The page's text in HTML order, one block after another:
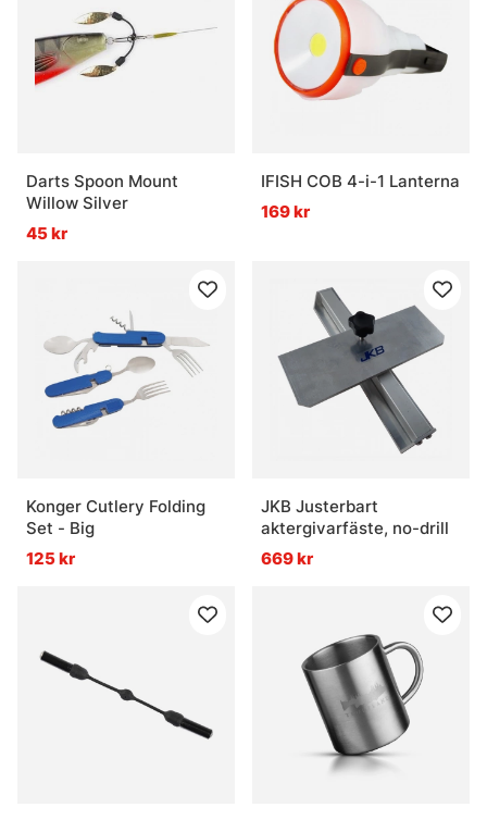
Darts Spoon Mount
Willow Silver
45 kr
IFISH COB 4-i-1 Lanterna
169 kr
Konger Cutlery Folding
Set - Big
125 kr
JKB Justerbart
aktergivarfäste, no-drill
669 kr